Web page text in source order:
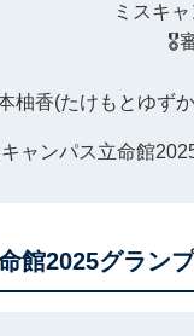
ミスキ
🎖️
柚香(たけもとゆず
ャンパス立命館
館2025グラン